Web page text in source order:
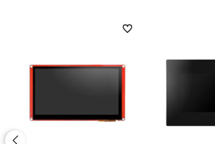
Zu Favoriten
Zu Favoriten